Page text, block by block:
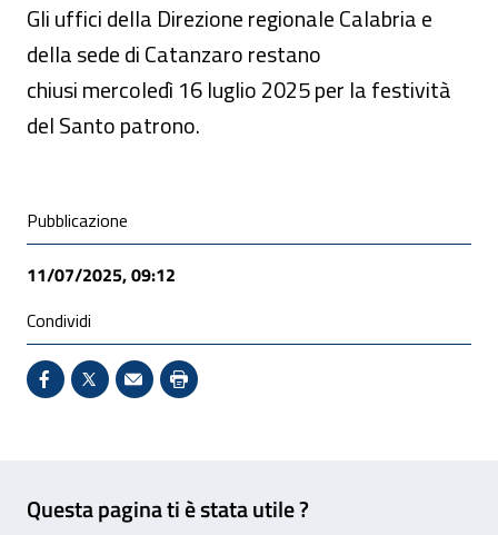
Gli uffici della Direzione regionale Calabria e
della sede di Catanzaro restano
chiusi mercoledì 16 luglio 2025 per la festività
del Santo patrono.
Condivisione social
Pubblicazione
11/07/2025, 09:12
Condividi
Condividi su Facebook - Sito esterno - Apertura in
X - Sito esterno - Apertura in nuova finestra
Invio Mail: apre il programma di posta
Stampa pagina: scelta meno
Questa pagina ti è stata utile ?